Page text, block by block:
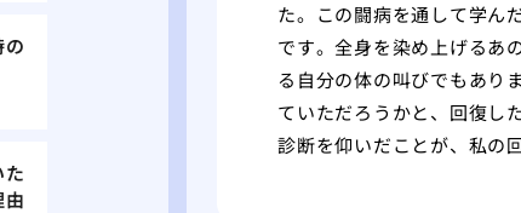
た。この闘病を通して学ん
です。全身を染め上げるあ
る自分の体の叫びでもあり
ていただろうかと、回復し
診断を仰いだことが、私の